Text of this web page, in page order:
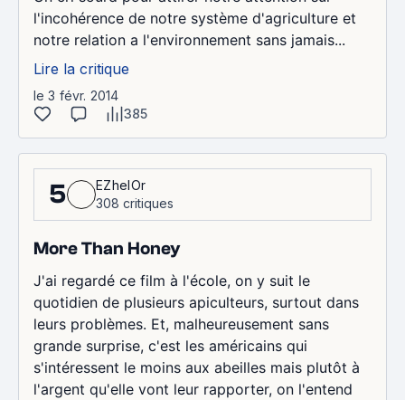
l'incohérence de notre système d'agriculture et
notre relation a l'environnement sans jamais...
Lire la critique
le 3 févr. 2014
385
5
EZhelOr
308 critiques
More Than Honey
J'ai regardé ce film à l'école, on y suit le
quotidien de plusieurs apiculteurs, surtout dans
leurs problèmes. Et, malheureusement sans
grande surprise, c'est les américains qui
s'intéressent le moins aux abeilles mais plutôt à
l'argent qu'elle vont leur rapporter, on l'entend